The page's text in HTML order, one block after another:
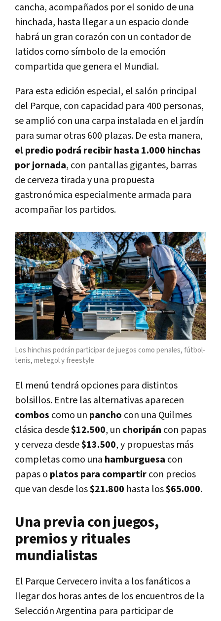
cancha, acompañados por el sonido de una
hinchada, hasta llegar a un espacio donde
habrá un gran corazón con un contador de
latidos como símbolo de la emoción
compartida que genera el Mundial.
Para esta edición especial, el salón principal
del Parque, con capacidad para 400 personas,
se amplió con una carpa instalada en el jardín
para sumar otras 600 plazas. De esta manera,
el predio podrá recibir hasta 1.000 hinchas
por jornada, con pantallas gigantes, barras
de cerveza tirada y una propuesta
gastronómica especialmente armada para
acompañar los partidos.
Los hinchas podrán participar de juegos como penales, fútbol-
tenis, metegol y freestyle
El menú tendrá opciones para distintos
bolsillos. Entre las alternativas aparecen
combos como un pancho con una Quilmes
clásica desde$12.500, un choripán con papas
y cerveza desde$13.500, y propuestas más
completas como una hamburguesa con
papas o platos para compartircon precios
que van desde los$21.800 hasta los$65.000.
Una previa con juegos,
premios y rituales
mundialistas
El Parque Cervecero invita a los fanáticos a
llegar dos horas antes de los encuentros de la
Selección Argentina para participar de